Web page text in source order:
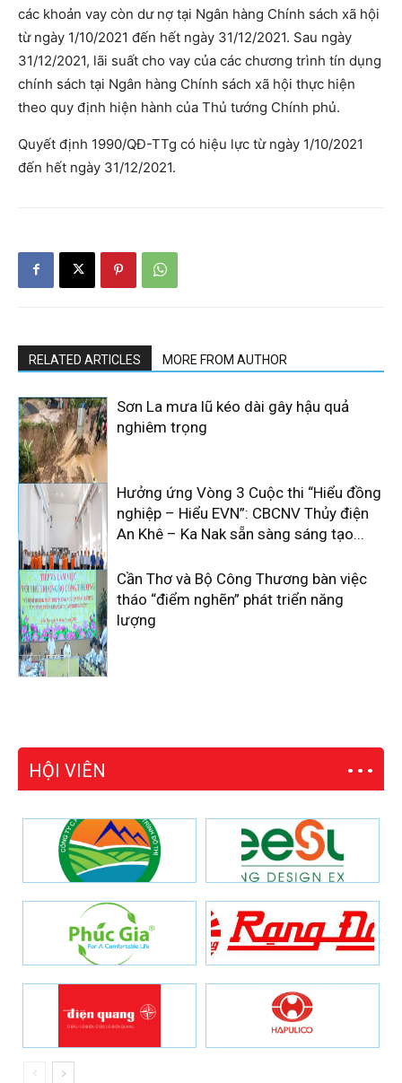
các khoản vay còn dư nợ tại Ngân hàng Chính sách xã hội
từ ngày 1/10/2021 đến hết ngày 31/12/2021. Sau ngày
31/12/2021, lãi suất cho vay của các chương trình tín dụng
chính sách tại Ngân hàng Chính sách xã hội thực hiện
theo quy định hiện hành của Thủ tướng Chính phủ.
Quyết định 1990/QĐ-TTg có hiệu lực từ ngày 1/10/2021
đến hết ngày 31/12/2021.
RELATED ARTICLES MORE FROM AUTHOR
Sơn La mưa lũ kéo dài gây hậu quả
nghiêm trọng
Hưởng ứng Vòng 3 Cuộc thi “Hiểu đồng
nghiệp – Hiểu EVN”: CBCNV Thủy điện
An Khê – Ka Nak sẵn sàng sáng tạo...
Cần Thơ và Bộ Công Thương bàn việc
tháo “điểm nghẽn” phát triển năng
lượng
HỘI VIÊN